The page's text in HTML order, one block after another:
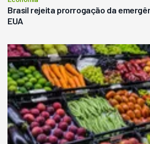
Brasil rejeita prorrogação da
EUA